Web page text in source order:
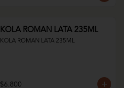
KOLA ROMAN LATA 235ML
KOLA ROMAN LATA 235ML
$6.800